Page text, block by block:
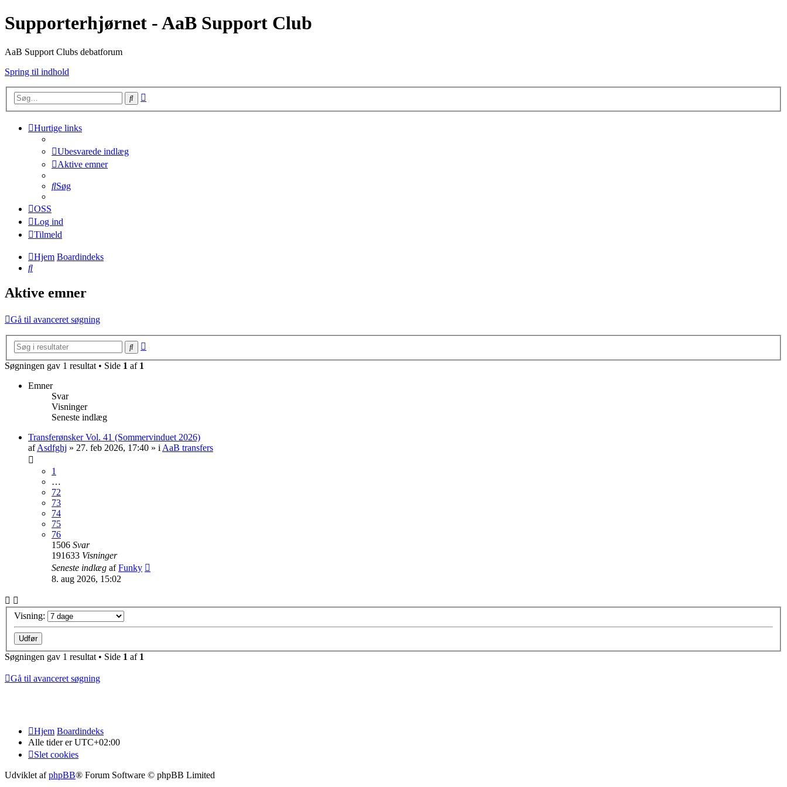
Supporterhjørnet - AaB Support Club
AaB Support Clubs debatforum
Spring til indhold
Søg
Hurtige links
Ubesvarede indlæg
Aktive emner
Søg
OSS
Log ind
Tilmeld
Hjem Boardindeks
Søg
Aktive emner
Gå til avanceret søgning
Søg
Søgningen gav 1 resultat • Side 1 af 1
Emner
Svar
Visninger
Seneste indlæg
Transferønsker Vol. 41 (Sommervinduet 2026)
afAsdfghj » 27. feb 2026, 17:40 » i AaB transfers
1
…
72
73
74
75
76
1506 Svar
191633 Visninger
Seneste indlæg afFunky
8. aug 2026, 15:02
Visning:
Søgningen gav 1 resultat • Side 1 af 1
Gå til avanceret søgning
Hjem Boardindeks
Alle tider erUTC+02:00
Slet cookies
Udviklet afphpBB® Forum Software © phpBB Limited